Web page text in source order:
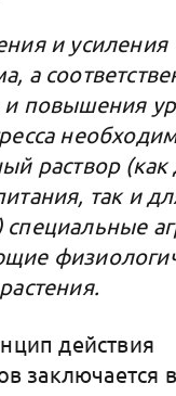
и усиления
а
и повышения
раствор (как
так и
действия
заключается